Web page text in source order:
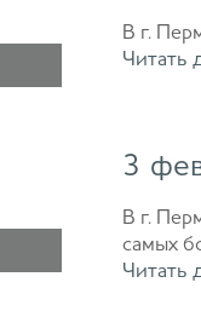
В г.
Читать
3
В г.
самых
Читать